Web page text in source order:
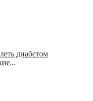
диабетом